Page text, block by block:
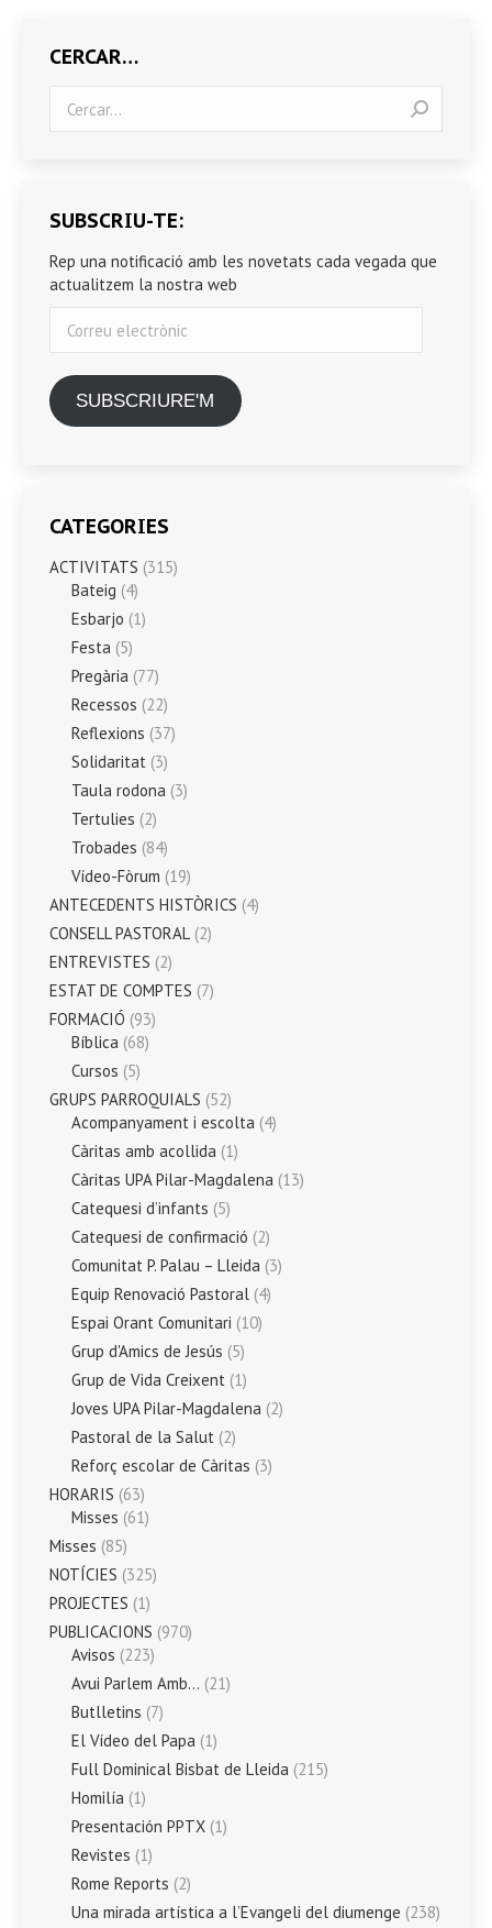
CERCAR…
SUBSCRIU-TE:
Rep una notificació amb les novetats cada vegada que
actualitzem la nostra web
electrònic
SUBSCRIURE'M
CATEGORIES
ACTIVITATS (315)
Bateig (4)
Esbarjo (1)
Festa (5)
Pregària (77)
Recessos (22)
Reflexions (37)
Solidaritat (3)
Taula rodona (3)
Tertulies (2)
Trobades (84)
Vídeo-Fòrum (19)
ANTECEDENTS HISTÒRICS (4)
CONSELL PASTORAL (2)
ENTREVISTES (2)
ESTAT DE COMPTES (7)
FORMACIÓ (93)
Bíblica (68)
Cursos (5)
GRUPS PARROQUIALS (52)
Acompanyament i escolta (4)
Càritas amb acollida (1)
Càritas UPA Pilar-Magdalena (13)
Catequesi d’infants (5)
Catequesi de confirmació (2)
Comunitat P. Palau – Lleida (3)
Equip Renovació Pastoral (4)
Espai Orant Comunitari (10)
Grup d'Amics de Jesús (5)
Grup de Vida Creixent (1)
Joves UPA Pilar-Magdalena (2)
Pastoral de la Salut (2)
Reforç escolar de Càritas (3)
HORARIS (63)
Misses (61)
Misses (85)
NOTÍCIES (325)
PROJECTES (1)
PUBLICACIONS (970)
Avisos (223)
Avui Parlem Amb… (21)
Butlletins (7)
El Vídeo del Papa (1)
Full Dominical Bisbat de Lleida (215)
Homilía (1)
Presentación PPTX (1)
Revistes (1)
Rome Reports (2)
Una mirada artística a l’Evangeli del diumenge (238)